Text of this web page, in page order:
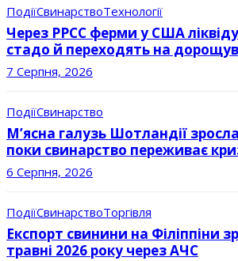
ПодіїСвинарствоТехнології
Через РРСС ферми у США
стадо й переходять на
7 Серпня, 2026
ПодіїСвинарство
М’ясна галузь Шотландії
поки свинарство переживає
6 Серпня, 2026
ПодіїСвинарствоТоргівля
Експорт свинини на Філіппіни
травні 2026 року через АЧС